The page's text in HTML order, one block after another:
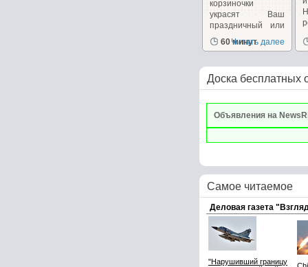
корзиночки
украсят Ваш
праздничный или
повседневный...
60 минут
Читать далее
Доска бесплатных
Объявления на
Самое читаемое